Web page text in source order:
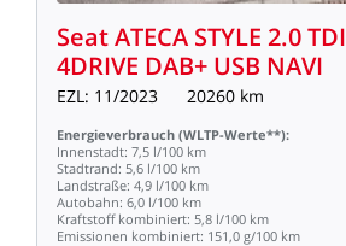
SeatATECA STYLE 2.0TDI
4DRIVE DAB+ USB NAVI
EZL: 11/2023 20260 km
Energieverbrauch (WLTP-Werte**):
Innenstadt: 7,5 l/100 km
Stadtrand: 5,6 l/100 km
Landstraße: 4,9 l/100 km
Autobahn: 6,0 l/100 km
Kraftstoff kombiniert: 5,8 l/100 km
Emissionen kombiniert: 151,0 g/100 km